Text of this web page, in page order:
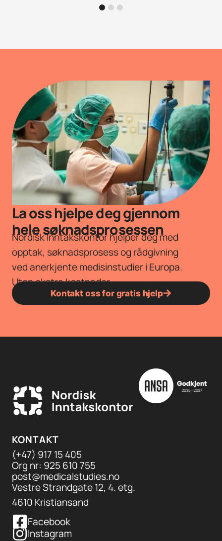
La oss hjelpe deg gjennom
hele søknadsprosessen
Nordisk Inntakskontor hjelper deg med
opptak, søknadsprosess og rådgivning
ved anerkjente medisinstudier i Europa.
Uten ekstra kostnader.
Kontakt oss for gratis hjelp
KONTAKT
(+47) 917 15 405
Org nr: 925 610 755
post@medicalstudies.no
Vestre Strandgate 12, 4. etg.
4610 Kristiansand
Facebook
Instagram